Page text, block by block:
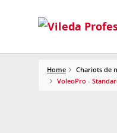
Home Chariots de
VoleoPro -